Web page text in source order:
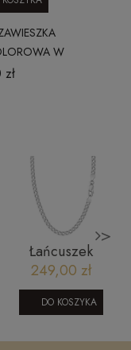
W
SERCA 1302202418
Łańcuszek
srebrny
pancerka - 55
cm rodowany
SW-T-B04-
TEC-IRL00G4
249,00 zł
DO KOSZYKA
>